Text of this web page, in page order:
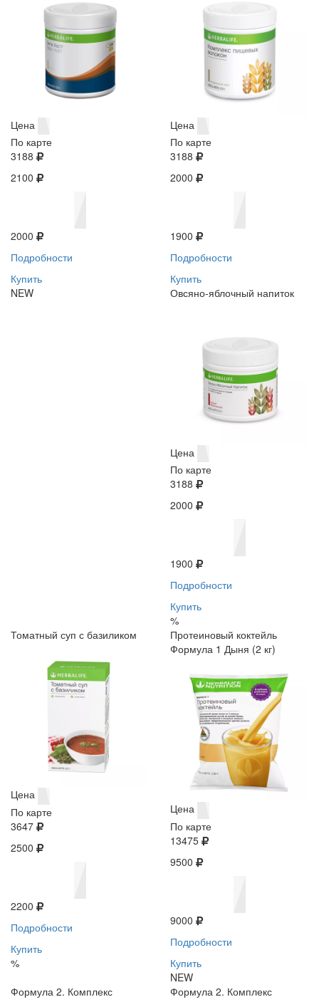
Цена
По карте
3188
2100
2000
Подробности
Купить
NEW
Цена
По карте
3188
2000
1900
Подробности
Купить
Овсяно-яблочный напиток
Цена
По карте
3188
2000
1900
Подробности
Купить
%
Томатный суп с базиликом
Цена
По карте
3647
2500
2200
Подробности
Купить
%
Протеиновый коктейль
Формула 1 Дыня (2 кг)
Цена
По карте
13475
9500
9000
Подробности
Купить
NEW
Формула 2. Комплекс
Формула 2. Комплекс